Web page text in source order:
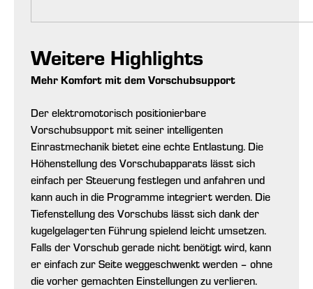
Weitere Highlights
Mehr Komfort mit dem Vorschubsupport
Der elektromotorisch positionierbare
Vorschubsupport mit seiner intelligenten
Einrastmechanik bietet eine echte Entlastung. Die
Höhenstellung des Vorschubapparats lässt sich
einfach per Steuerung festlegen und anfahren und
kann auch in die Programme integriert werden. Die
Tiefenstellung des Vorschubs lässt sich dank der
kugelgelagerten Führung spielend leicht umsetzen.
Falls der Vorschub gerade nicht benötigt wird, kann
er einfach zur Seite weggeschwenkt werden – ohne
die vorher gemachten Einstellungen zu verlieren.